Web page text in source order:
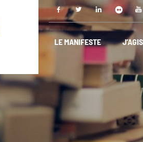
LE MANIFESTE J’AGIS